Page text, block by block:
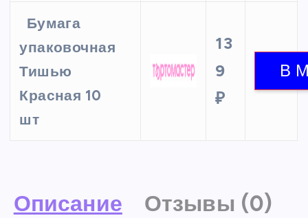
Бумага
упаковочная
Тишью
Красная 10
шт
13
9
₽
Описание Отзывы (0)